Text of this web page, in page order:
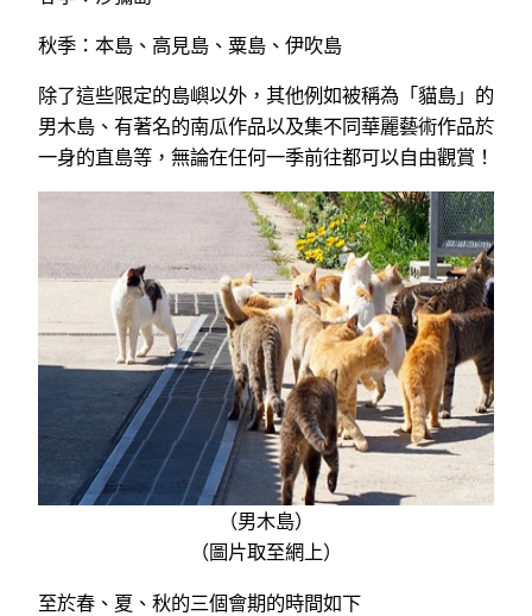
秋季：本島、高見島、粟島、伊吹島
除了這些限定的島嶼以外，其他例如被稱為「貓島」的
男木島、有著名的南瓜作品以及集不同華麗藝術作品於
一身的直島等，無論在任何一季前往都可以自由觀賞！
（男木島）
（圖片取至網上）
至於春、夏、秋的三個會期的時間如下